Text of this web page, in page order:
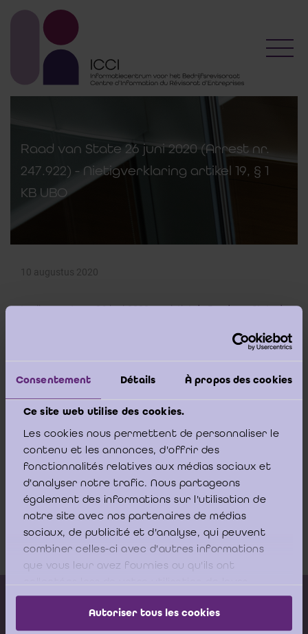
Consentement Détails À propos des cookies
Ce site web utilise des cookies.
Les cookies nous permettent de personnaliser le
contenu et les annonces, d'offrir des
fonctionnalités relatives aux médias sociaux et
d'analyser notre trafic. Nous partageons
également des informations sur l'utilisation de
notre site avec nos partenaires de médias
sociaux, de publicité et d'analyse, qui peuvent
combiner celles-ci avec d'autres informations
que vous leur avez fournies ou qu'ils ont
services.
Autoriser tous les cookies
Raad van State 26 juni 2020 (Arrest nr.
247.922) - Nietigverklaring artikel 19, § 1
KB UBO
10 augustus 2020
In zijn arrest van 26 juni 2020 vernietigt de Raad van State de
juli 2018 betreffende de werkingsmodaliteiten van het UBO-
Deze bepaling verplichtte alle onderworpen entiteiten zoals de
elektronische weg op de hoogte te brengen van eventuele
informatie waarvan zij kennis hebben.
Raad van State 26 juni 2020 (Arrest nr.
247.922) - Nietigverklaring artikel 19, §
1 KB UBO
Download
Kalender vorming